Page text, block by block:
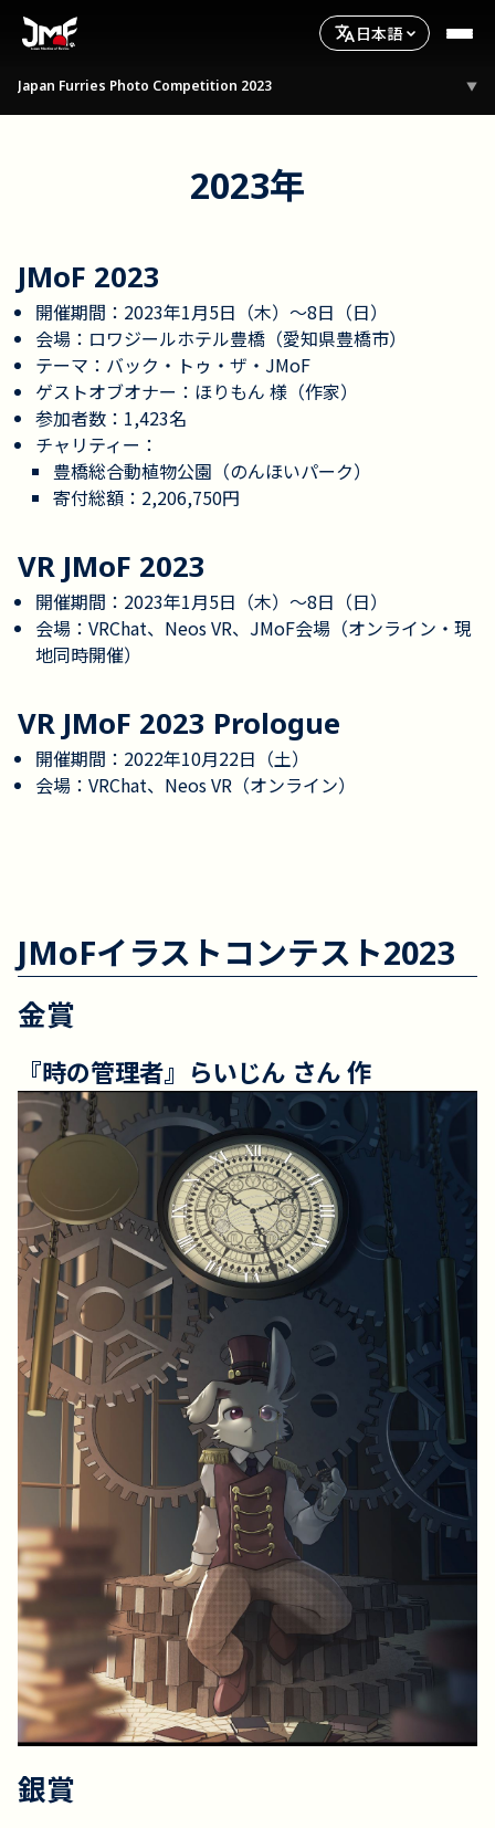
日本語
Japan Furries Photo Competition 2023 ▼
2023年
JMoF 2023
開催期間：2023年1月5日（木）〜8日（日）
会場：ロワジールホテル豊橋（愛知県豊橋市）
テーマ：バック・トゥ・ザ・JMoF
ゲストオブオナー：ほりもん 様（作家）
参加者数：1,423名
チャリティー：
豊橋総合動植物公園（のんほいパーク）
寄付総額：2,206,750円
VR JMoF 2023
開催期間：2023年1月5日（木）〜8日（日）
会場：VRChat、Neos VR、JMoF会場（オンライン・現
地同時開催）
VR JMoF 2023 Prologue
開催期間：2022年10月22日（土）
会場：VRChat、Neos VR（オンライン）
JMoFイラストコンテスト2023
金賞
『時の管理者』らいじん さん 作
銀賞